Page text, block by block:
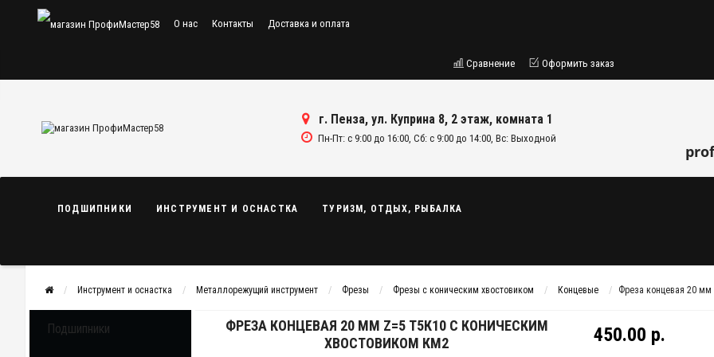
О нас Контакты Доставка и оплата
Сравнение Оформить заказ
г. Пенза, ул. Куприна 8, 2 этаж, комната 1
Пн-Пт: с 9:00 до 16:00, Сб: с 9:00 до 14:00, Вс: Выходной
ПОДШИПНИКИ ИНСТРУМЕНТ И ОСНАСТКА ТУРИЗМ, ОТДЫХ, РЫБАЛКА
Инструмент и оснастка Металлорежущий инструмент Фрезы Фрезы с коническим хвостовиком Концевые Фреза концевая 20
Подшипники
ФРЕЗА КОНЦЕВАЯ 20 ММ Z=5 Т5К10 С КОНИЧЕСКИМ
ХВОСТОВИКОМ КМ2
450.00 р.